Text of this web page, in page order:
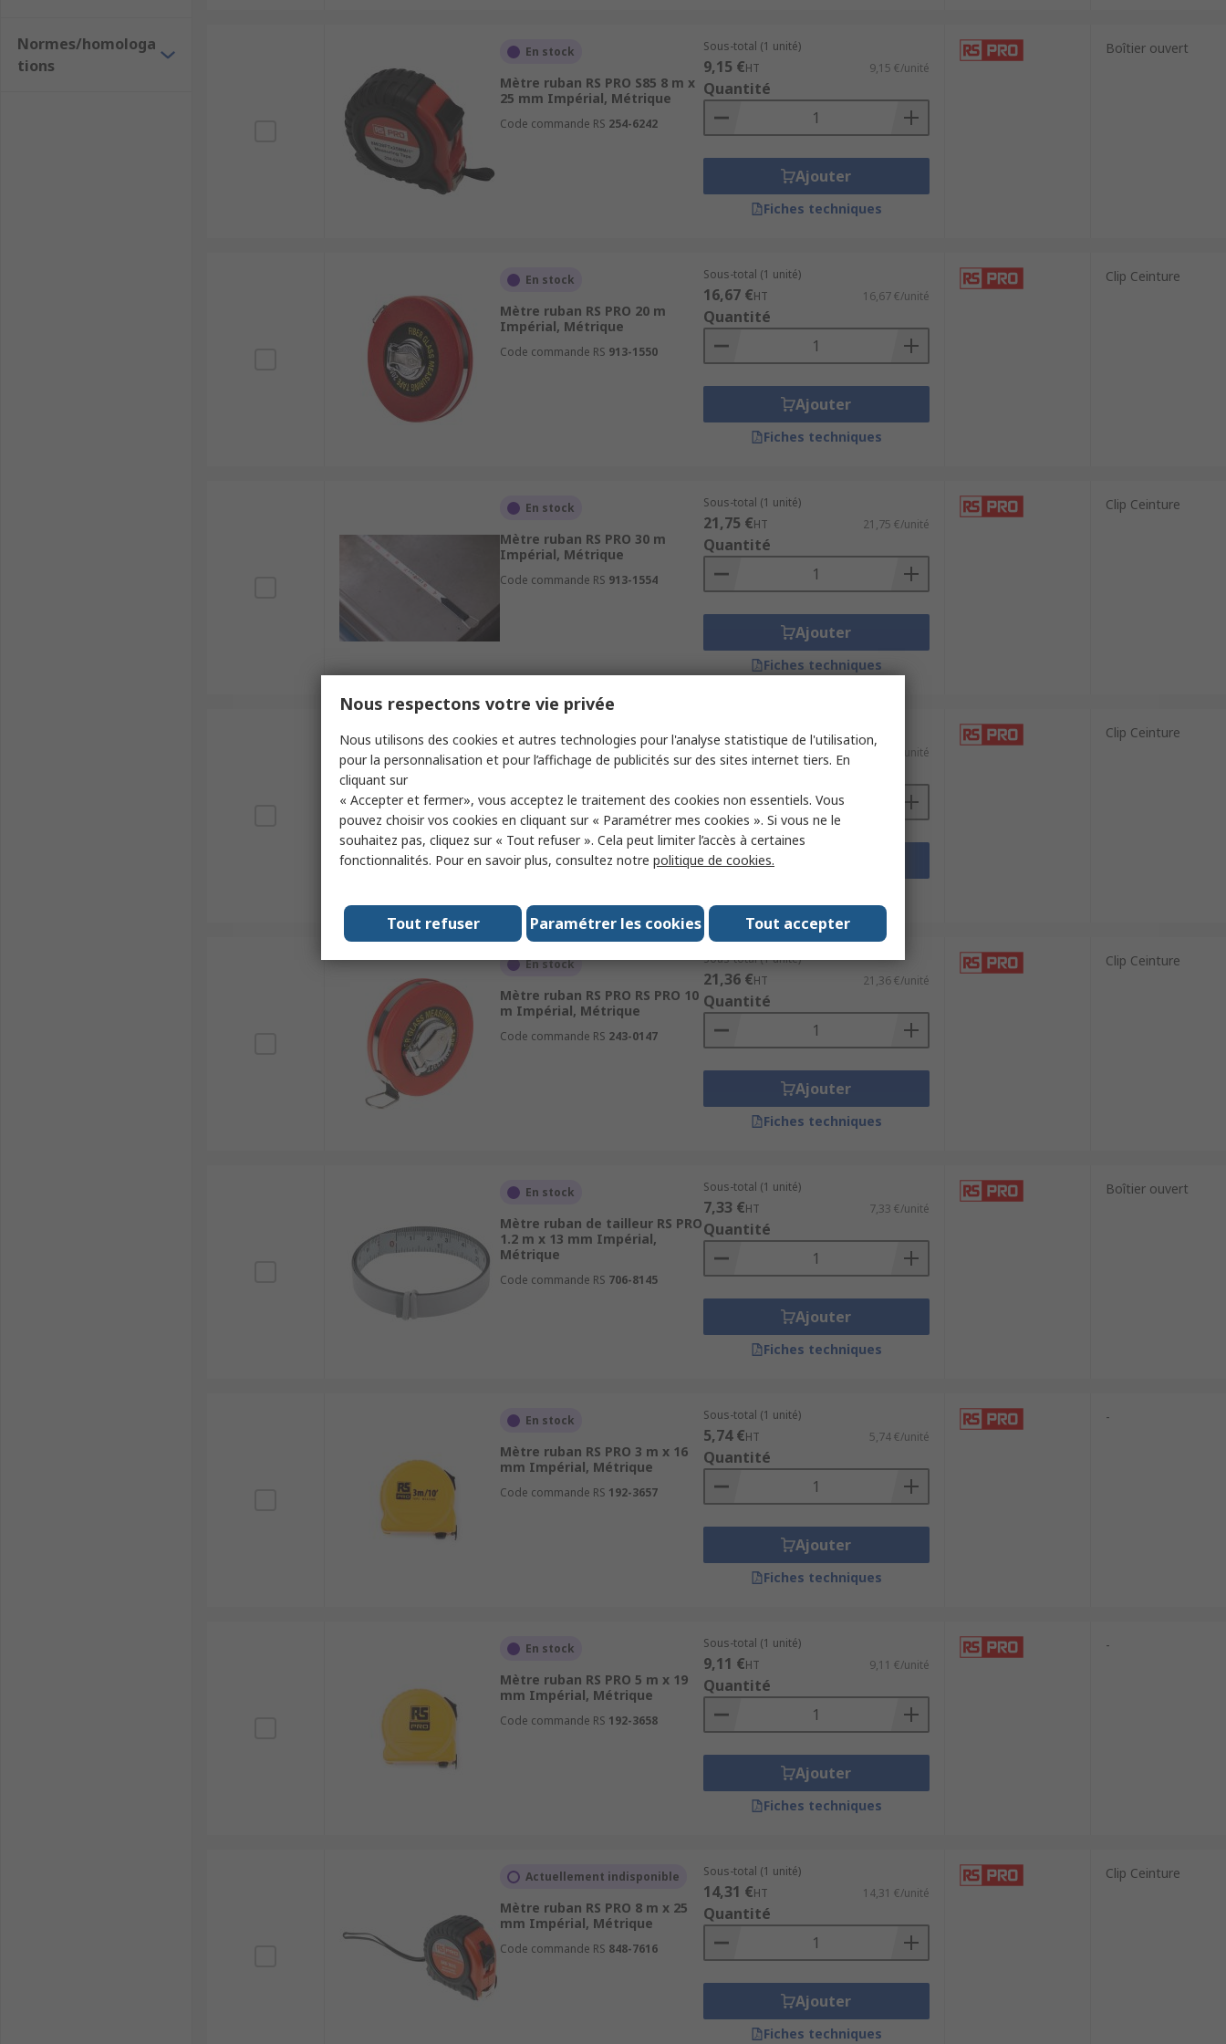
Normes/homologa
tions
En stock
Mètre ruban RS PRO S85 8 m x
25 mm Impérial, Métrique
Code commande RS 254-6242
Sous-total (1 unité)
9,15 €HT 9,15 €/unité
Quantité
Ajouter
Fiches techniques
Boîtier ouvert
En stock
Mètre ruban RS PRO 20 m
Impérial, Métrique
Code commande RS 913-1550
Sous-total (1 unité)
16,67 €HT 16,67 €/unité
Quantité
Ajouter
Fiches techniques
Clip Ceinture
En stock
Mètre ruban RS PRO 30 m
Impérial, Métrique
Code commande RS 913-1554
Sous-total (1 unité)
21,75 €HT 21,75 €/unité
Quantité
Ajouter
Fiches techniques
Clip Ceinture
En stock
Mètre ruban RS PRO 50 m
Code commande RS913-1563
32,37 €HT 32,37 €/unité
Clip Ceinture
En stock
Mètre ruban RS PRO RS PRO 10
m Impérial, Métrique
Code commande RS 243-0147
Sous-total (1 unité)
21,36 €HT 21,36 €/unité
Quantité
Ajouter
Fiches techniques
Clip Ceinture
En stock
Mètre ruban de tailleur RS PRO
1.2 m x 13 mm Impérial,
Métrique
Code commande RS 706-8145
Sous-total (1 unité)
7,33 €HT 7,33 €/unité
Quantité
Ajouter
Fiches techniques
Boîtier ouvert
En stock
Mètre ruban RS PRO 3 m x 16
mm Impérial, Métrique
Code commande RS 192-3657
Sous-total (1 unité)
5,74 €HT 5,74 €/unité
Quantité
Ajouter
Fiches techniques
-
En stock
Mètre ruban RS PRO 5 m x 19
mm Impérial, Métrique
Code commande RS 192-3658
Sous-total (1 unité)
9,11 €HT 9,11 €/unité
Quantité
Ajouter
Fiches techniques
-
Actuellement indisponible
Mètre ruban RS PRO 8 m x 25
mm Impérial, Métrique
Code commande RS 848-7616
Sous-total (1 unité)
14,31 €HT 14,31 €/unité
Quantité
Ajouter
Fiches techniques
Clip Ceinture
Nous respectons votre vie privée
Nous utilisons des cookies et autres technologies pour l'analyse statistique de l'utilisation,
pour la personnalisation et pour l’affichage de publicités sur des sites internet tiers. En
cliquant sur
« Accepter et fermer», vous acceptez le traitement des cookies non essentiels. Vous
pouvez choisir vos cookies en cliquant sur « Paramétrer mes cookies ». Si vous ne le
souhaitez pas, cliquez sur « Tout refuser ». Cela peut limiter l’accès à certaines
fonctionnalités. Pour en savoir plus, consultez notre politique de cookies.
Tout accepter
Paramétrer les cookies
Tout refuser